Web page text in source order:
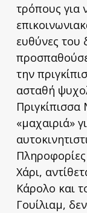
τρόπους για
ευθύνες του
την
ασταθή
«μαχαιριά»
Χάρι,
Κάρολο και
Γουίλιαμ,